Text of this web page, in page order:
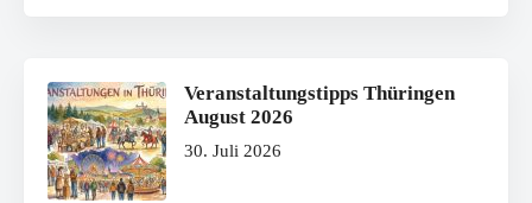
Veranstaltungstipps Thüringen
August 2026
30. Juli 2026